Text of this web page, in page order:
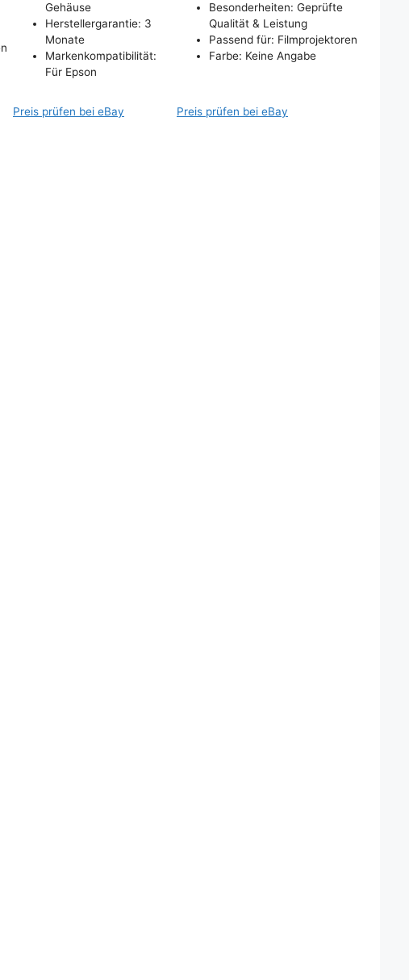
Gehäuse
Herstellergarantie: 3
Monate
Markenkompatibilität:
Für Epson
Besonderheiten: Geprüfte
Qualität & Leistung
Passend für: Filmprojektoren
Farbe: Keine Angabe
Preis prüfen bei eBay Preis prüfen bei eBay